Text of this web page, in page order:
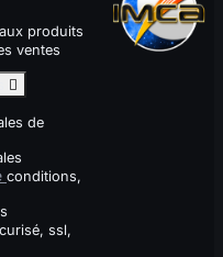
produits
ventes

de
conditions,
ssl,